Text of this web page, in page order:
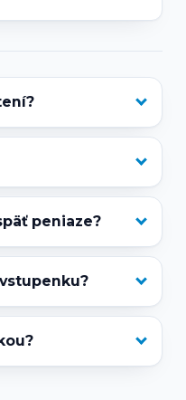
peniaze?